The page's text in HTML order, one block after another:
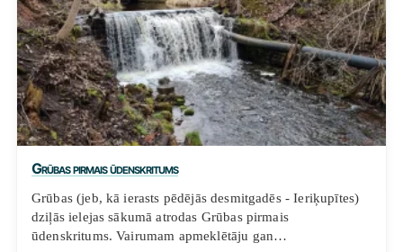
Grūbas pirmais ūdenskritums
Grūbas (jeb, kā ierasts pēdējās desmitgadēs - Ieriķupītes)
dziļās ielejas sākumā atrodas Grūbas pirmais
ūdenskritums. Vairumam apmeklētāju gan…